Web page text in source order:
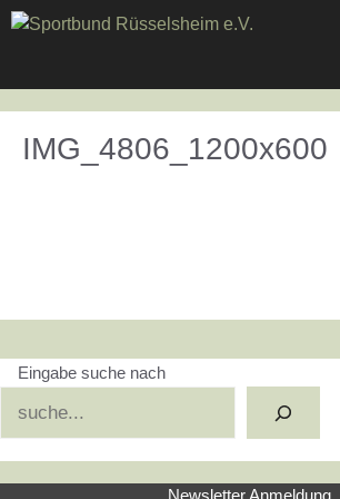
Zum
Inhalt
IMG_4806_1200x600
Eingabe suche nach
Newsletter Anmeldung